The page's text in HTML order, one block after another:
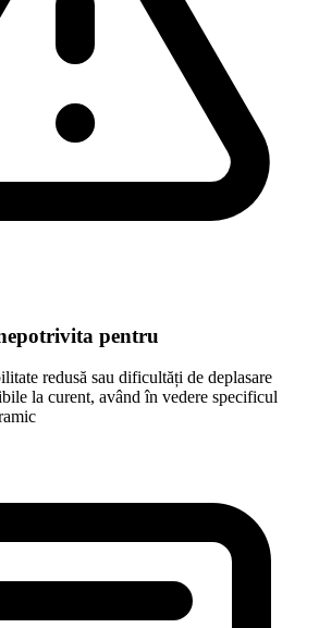
pentru
redusă sau dificultăți de deplasare
la curent, având în vedere specificul